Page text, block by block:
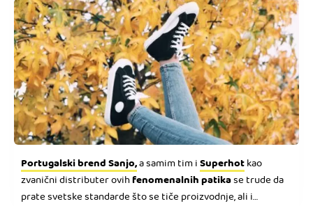
Portugalski brend Sanjo,a samim tim iSuperhotkao
zvanični distributer ovihfenomenalnih patikase trude da
prate svetske standarde što se tiče proizvodnje, ali i